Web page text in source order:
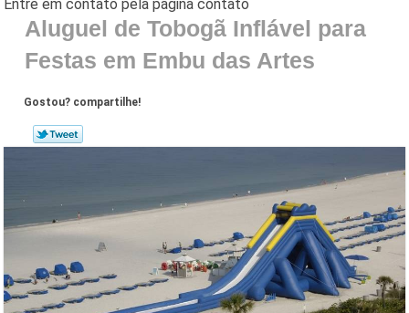
Aluguel de Tobogã Inflável para
Festas em Embu das Artes
Gostou? compartilhe!